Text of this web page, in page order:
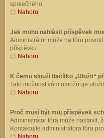
společného.
Nahoru
Jak mohu nahlásit příspěvek
Administrátor může na fóru
příspěvku.
Nahoru
K čemu slouží tlačítko „Uložit“
Tato možnost vám umožňuje
Nahoru
Proč musí být můj příspěvek
Administrátor fóra může nastavit,
Kontaktujte administrátora fóra
Nahoru